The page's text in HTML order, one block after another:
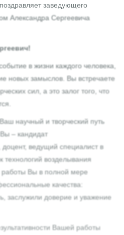
заведующего
Александра Сергеевича
в жизни каждого человека,
новых замыслов. Вы встречаете
сил, а это залог того, что
научный и творческий путь
– кандидат
доцент, ведущий специалист в
технологий возделывания
работы Вы в полной мере
качества:
заслужили доверие и уважение
Вашей работы